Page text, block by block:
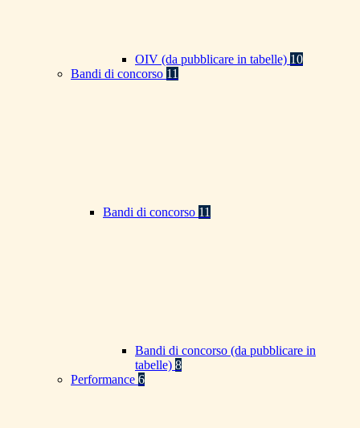
OIV (da pubblicare in tabelle) 10
Bandi di concorso 11
Bandi di concorso 11
Bandi di concorso (da pubblicare in
tabelle) 8
Performance 6